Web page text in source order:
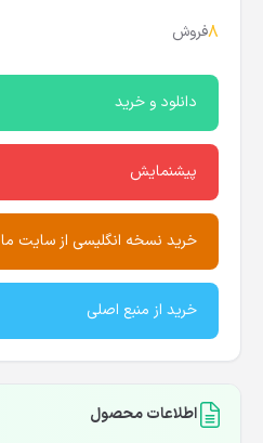
8فروش
دانلود و خرید
پیشنمایش
خرید نسخه انگلیسی از سایت ما
خرید از منبع اصلی
اطلاعات محصول